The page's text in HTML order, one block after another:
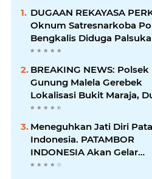
DUGAAN REKAYASA
Oknum Satresnarkoba
Bengkalis Diduga
Barang Bukti Hingga Paksa
BREAKING NEWS: Polsek
Gunung Malela Gerebek
Lokalisasi Bukit Maraja,
Perempuan Menangis Saat
Diciduk Bersama Sabu
Meneguhkan Jati Diri
Indonesia. PATAMBOR
INDONESIA Akan Gelar
RAKERNAS II Di Jakarta.